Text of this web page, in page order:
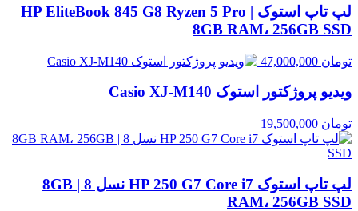
لپ تاپ استوک HP EliteBook 845 G8 Ryzen 5 Pro |
8GB RAM، 256GB SSD
تومان
ویدیو پروژکتور استوک Casio XJ‑M140
تومان
لپ تاپ استوک HP 250 G7 Core i7 نسل 8 | 8GB
RAM، 256GB SSD